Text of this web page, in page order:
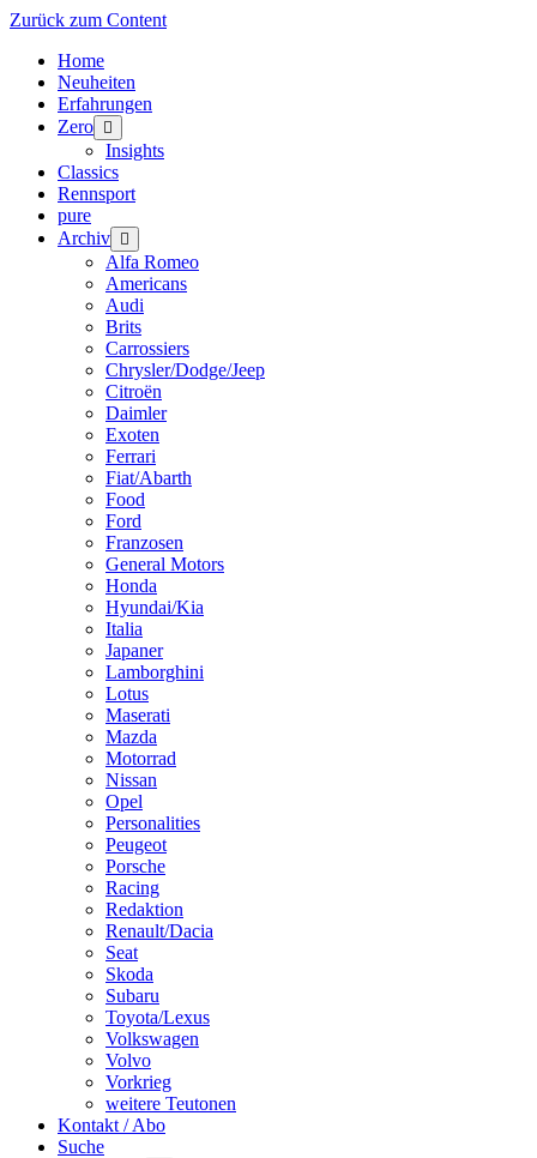
Zurück zum Content
Home
Neuheiten
Erfahrungen
Zero Menü
öffnen
Insights
Classics
Rennsport
pure
Archiv Menü
öffnen
Alfa Romeo
Americans
Audi
Brits
Carrossiers
Chrysler/Dodge/Jeep
Citroën
Daimler
Exoten
Ferrari
Fiat/Abarth
Food
Ford
Franzosen
General Motors
Honda
Hyundai/Kia
Italia
Japaner
Lamborghini
Lotus
Maserati
Mazda
Motorrad
Nissan
Opel
Personalities
Peugeot
Porsche
Racing
Redaktion
Renault/Dacia
Seat
Skoda
Subaru
Toyota/Lexus
Volkswagen
Volvo
Vorkrieg
weitere Teutonen
Kontakt / Abo
Suche